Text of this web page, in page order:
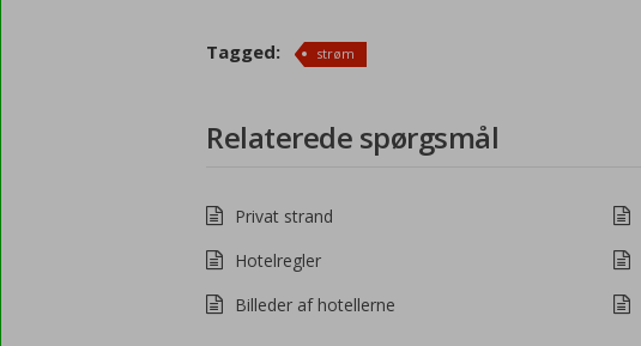
Tagged: strøm
Relaterede spørgsmål
Privat strand
Hotelregler
Billeder af hotellerne